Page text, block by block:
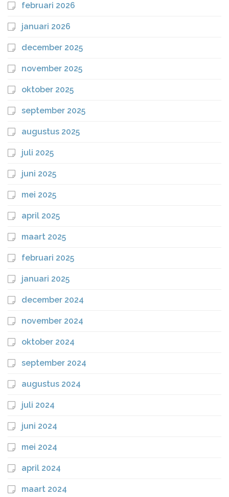
februari 2026
januari 2026
december 2025
november 2025
oktober 2025
september 2025
augustus 2025
juli 2025
juni 2025
mei 2025
april 2025
maart 2025
februari 2025
januari 2025
december 2024
november 2024
oktober 2024
september 2024
augustus 2024
juli 2024
juni 2024
mei 2024
april 2024
maart 2024